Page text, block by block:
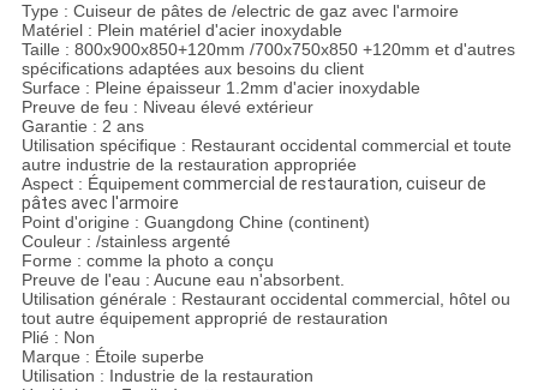
Type : Cuiseur de pâtes de /electric de gaz avec l'armoire
Matériel : Plein matériel d'acier inoxydable
Taille : 800x900x850+120mm /700x750x850 +120mm et d'autres
spécifications adaptées aux besoins du client
Surface : Pleine épaisseur 1.2mm d'acier inoxydable
Preuve de feu : Niveau élevé extérieur
Garantie : 2 ans
Utilisation spécifique : Restaurant occidental commercial et toute
autre industrie de la restauration appropriée
Aspect : Équipementcommercial de restauration, cuiseur de
pâtes avec l'armoire
Point d'origine : Guangdong Chine (continent)
Couleur : /stainless argenté
Forme : comme la photo a conçu
Preuve de l'eau : Aucune eau n'absorbent.
Utilisation générale : Restaurant occidental commercial, hôtel ou
tout autre équipement approprié de restauration
Plié : Non
Marque : Étoile superbe
Utilisation : Industrie de la restauration